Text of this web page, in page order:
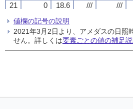
21
0 18.6 /// ///
17.6
23
0 17.6
24
0 17.2 /// ///
21
0 18.6 /// ///
17.6
23
0 17.6
24
0 17.2 /// ///
21
0 18.6 /// ///
17.6
23
0 17.6
24
0 17.2 /// ///
21
0 18.6 /// ///
17.6
23
0 17.6
24
0 17.2 /// ///
値欄の記号の説明
2021年3月2日より、アメダスの日照
せん。詳しくは要素ごとの値の補足説